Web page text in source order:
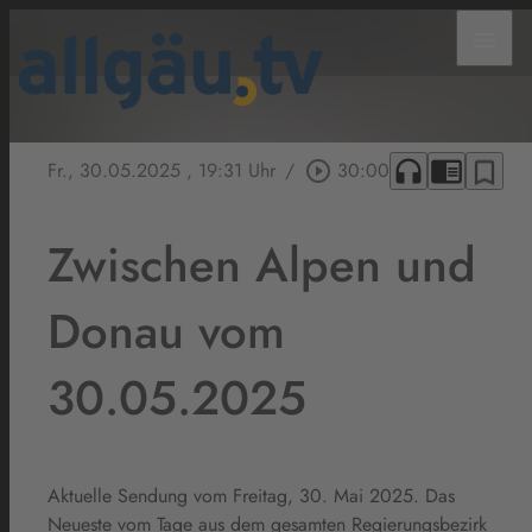
Fr., 30.05.2025 , 19:31 Uhr / play_circle_outline 30:00 headphones chrome_reader_mode bookmark_border
Zwischen Alpen und
Donau vom
30.05.2025
Aktuelle Sendung vom Freitag, 30. Mai 2025. Das
Neueste vom Tage aus dem gesamten Regierungsbezirk